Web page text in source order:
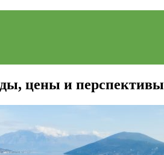
цены и перспективы